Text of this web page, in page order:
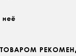
неё